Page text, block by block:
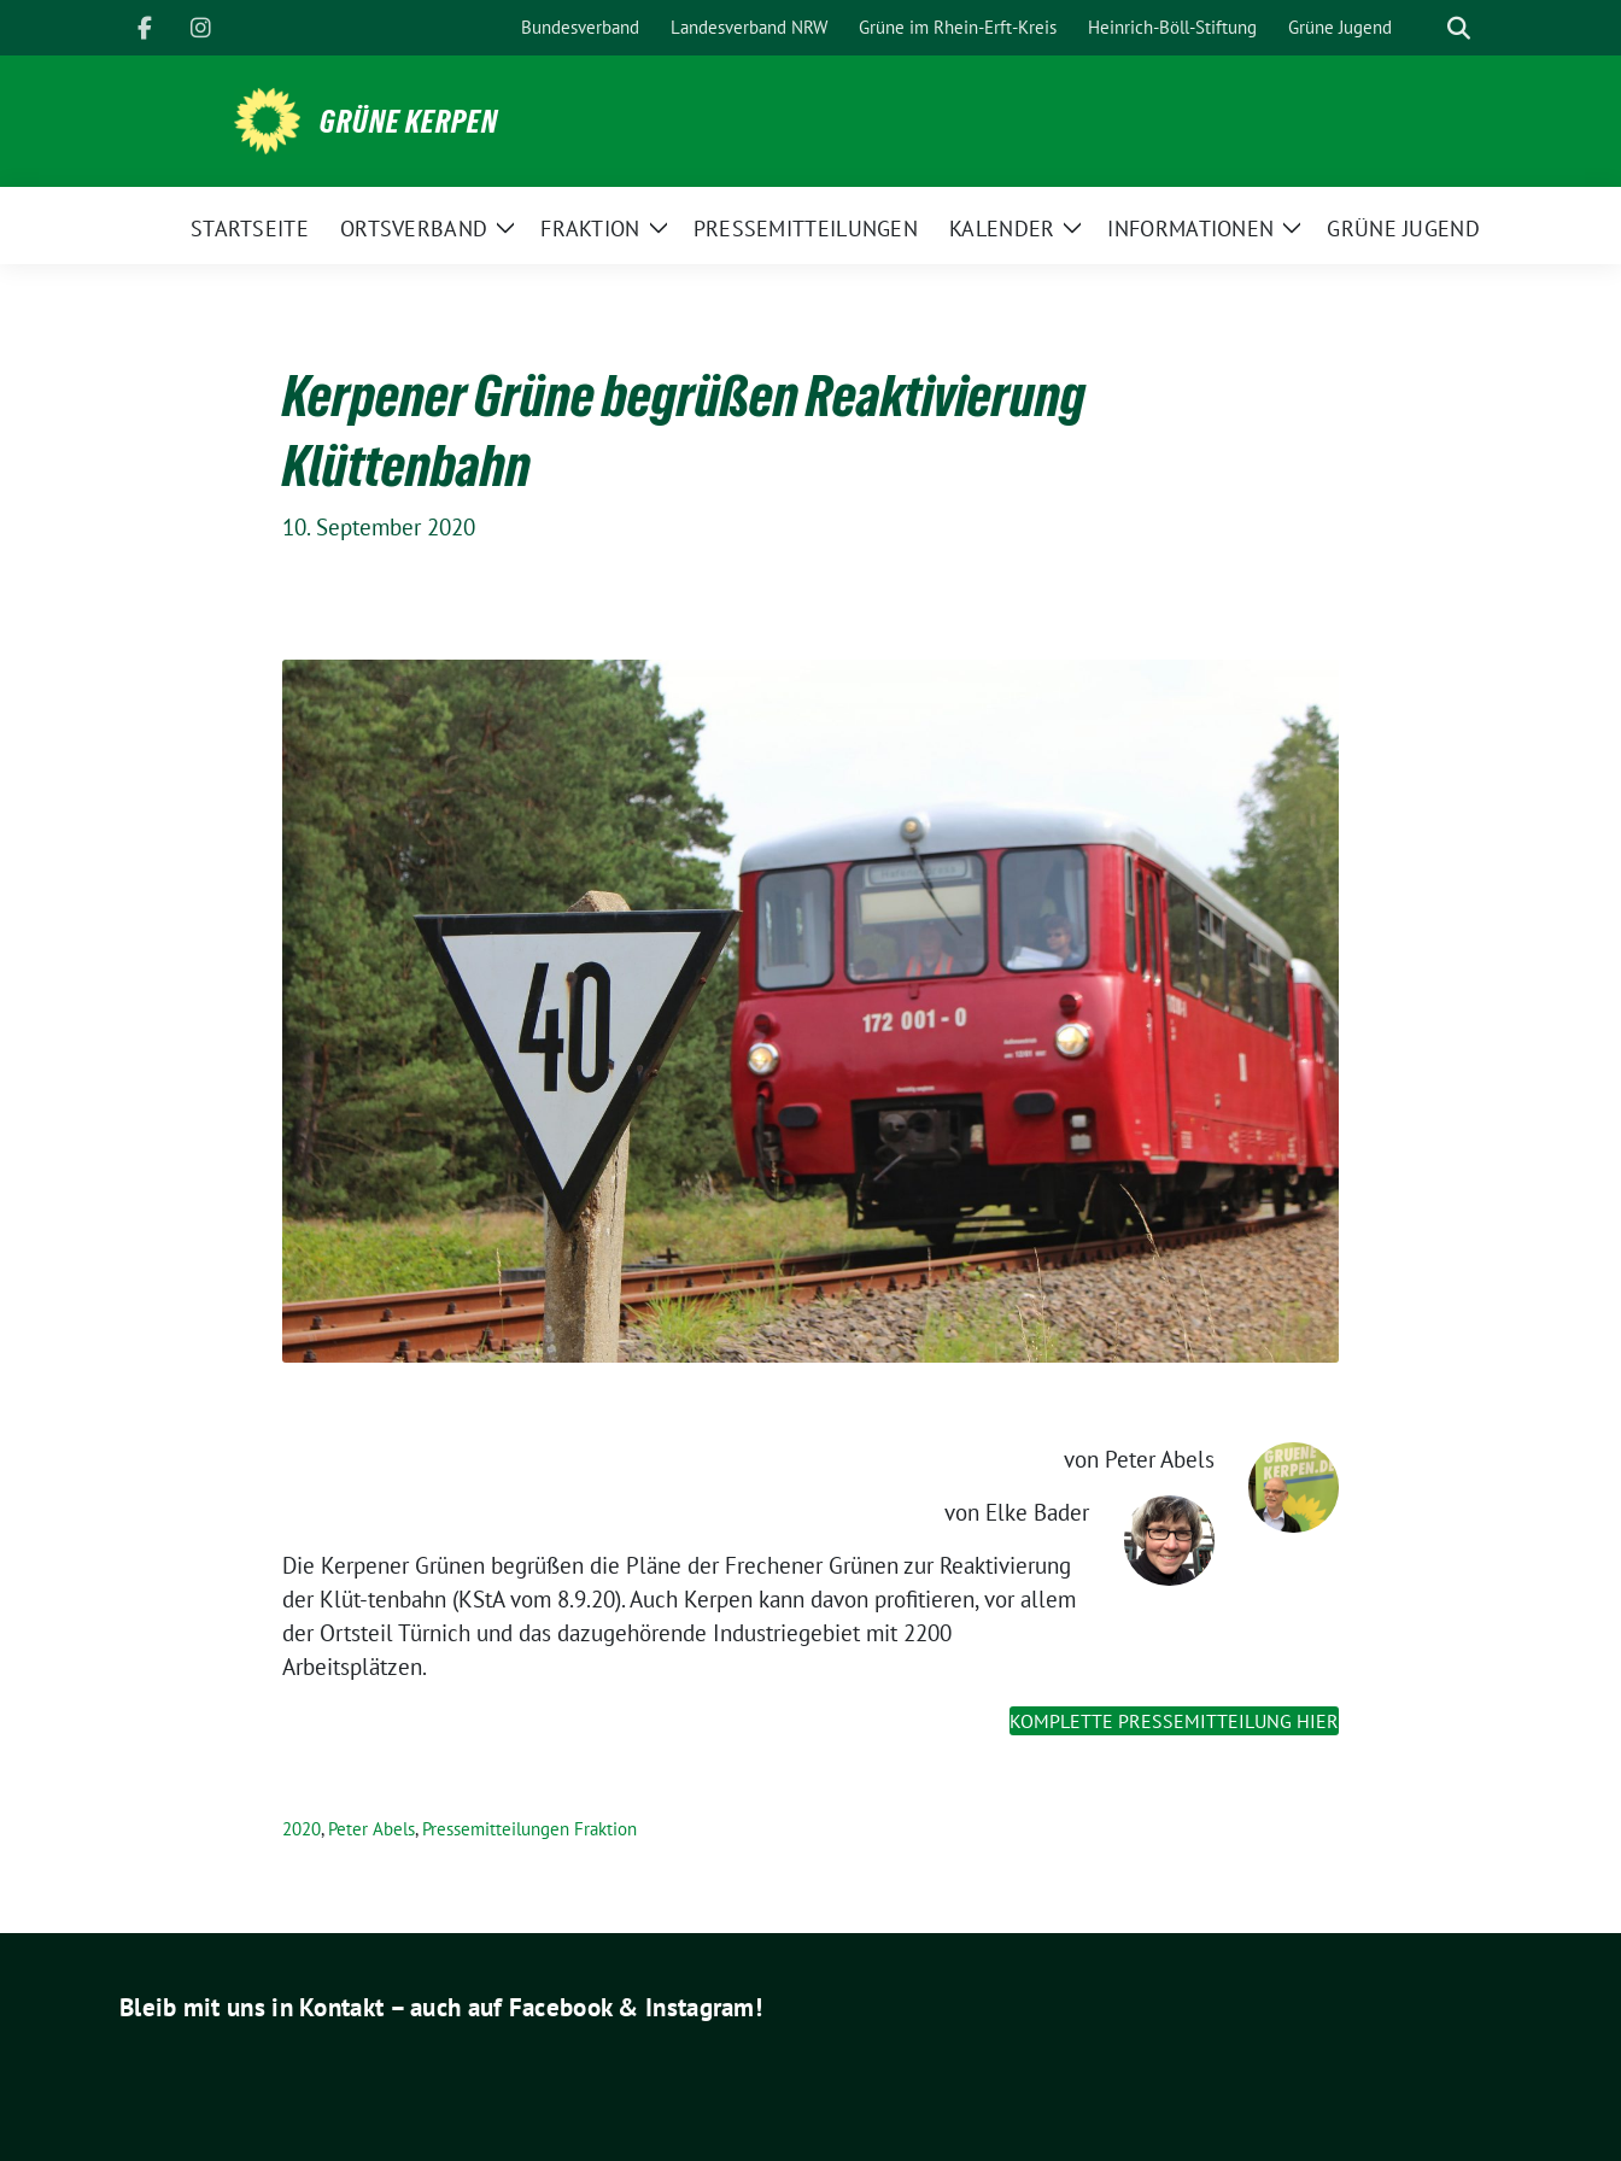
zum
Bundesverband Landesverband NRW Grüne im Rhein-Erft-Kreis Heinrich-Böll-Stiftung Grüne Jugend Suche
GRÜNE KERPEN
STARTSEITE ORTSVERBAND
ZeigeFRAKTION
ZeigePRESSEMITTEILUNGEN KALENDER
ZeigeINFORMATIONEN
ZeigeGRÜNE JUGEND
Kerpener Grüne begrüßen Reaktivierung
Klüttenbahn
10. September 2020
von Peter Abels
von Elke Bader
Die Kerpener Grünen begrüßen die Pläne der Frechener Grünen zur Reaktivierung
der Klüt-tenbahn (KStA vom 8.9.20). Auch Kerpen kann davon profitieren, vor allem
der Ortsteil Türnich und das dazugehörende Industriegebiet mit 2200
Arbeitsplätzen.
KOMPLETTE PRESSEMITTEILUNG HIER
2020, Peter Abels, Pressemitteilungen Fraktion
Bleib mit uns in Kontakt – auch auf Facebook & Instagram!